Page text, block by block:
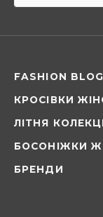
FASHION BLOG
КРОСІВКИ
ЛІТНЯ
БОСОНІЖКИ
БРЕНДИ